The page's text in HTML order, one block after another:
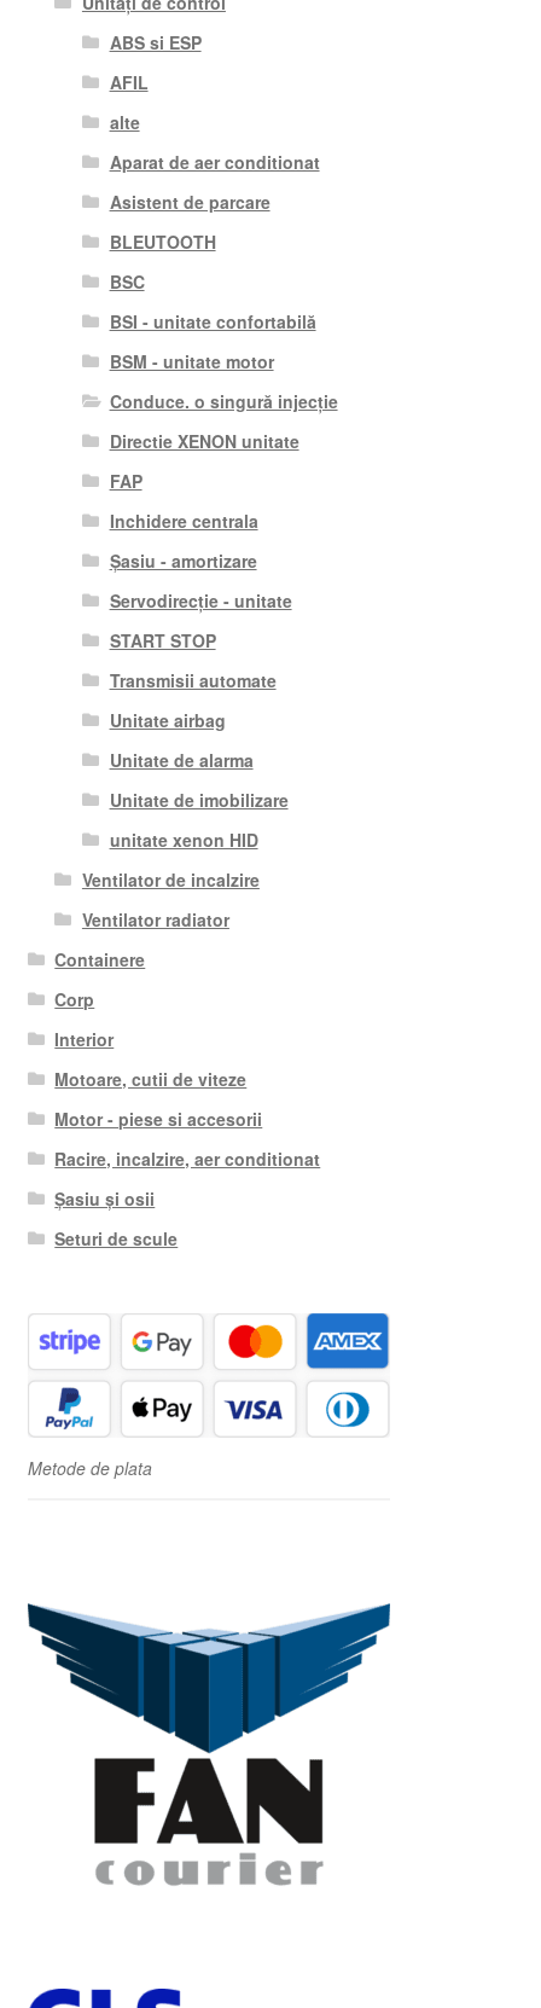
ABS si ESP
AFIL
alte
Aparat de aer conditionat
Asistent de parcare
BLEUTOOTH
BSC
BSI - unitate confortabilă
BSM - unitate motor
Conduce. o singură injecție
Directie XENON unitate
FAP
Inchidere centrala
Șasiu - amortizare
Servodirecție - unitate
START STOP
Transmisii automate
Unitate airbag
Unitate de alarma
Unitate de imobilizare
unitate xenon HID
Ventilator de incalzire
Ventilator radiator
Containere
Corp
Interior
Motoare, cutii de viteze
Motor - piese si accesorii
Racire, incalzire, aer conditionat
Șasiu și osii
Seturi de scule
Metode de plata